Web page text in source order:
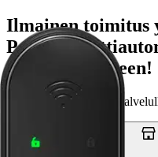
Ilmainen toimitus
Postin
palvelupisteeseen!
Etu ei koske